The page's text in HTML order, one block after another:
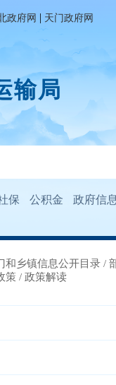
政府网 | 天门政府网
输局
保 公积金 政府信
和乡镇信息公开目录 /
策 / 政策解读